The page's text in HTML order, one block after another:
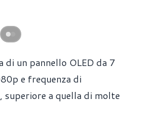
di un pannello OLED da 7
e frequenza di
a quella di molte